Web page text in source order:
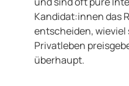
Kandidat:innen das
entscheiden, wieviel
Privatleben
überhaupt.